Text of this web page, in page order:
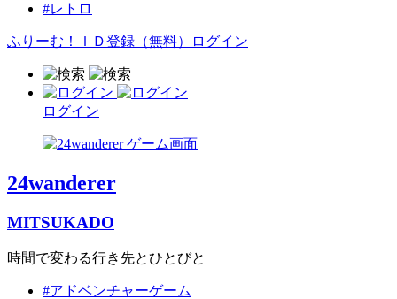
#レトロ
ふりーむ！ＩＤ登録（無料） ログイン
ログイン
24wanderer
MITSUKADO
時間で変わる行き先とひとびと
#アドベンチャーゲーム